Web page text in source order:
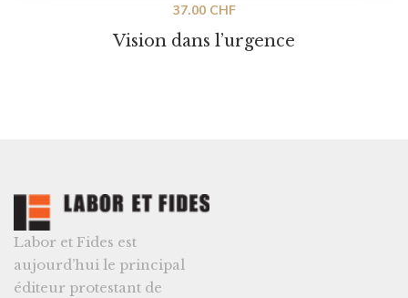
Vision dans l’urgence
37.00 CHF
Labor et Fides est
aujourd’hui le principal
éditeur protestant de